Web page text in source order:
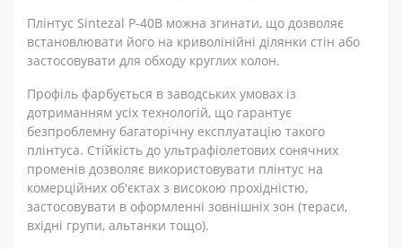
Плінтус Sintezal Р-40B можна згинати, що дозволяє
встановлювати його на криволінійні ділянки стін або
застосовувати для обходу круглих колон.
Профіль фарбується в заводських умовах із
дотриманням усіх технологій, що гарантує
безпроблемну багаторічну експлуатацію такого
плінтуса. Стійкість до ультрафіолетових сонячних
променів дозволяє використовувати плінтус на
комерційних об'єктах з високою прохідністю,
застосовувати в оформленні зовнішніх зон (тераси,
вхідні групи, альтанки тощо).